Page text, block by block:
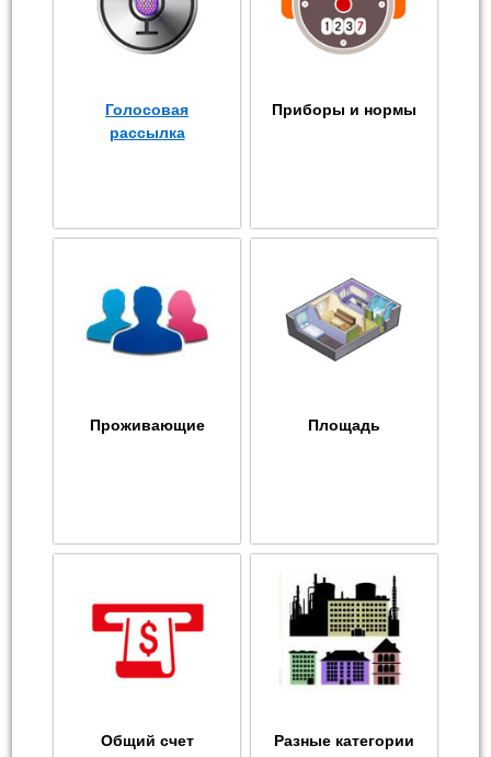
Голосовая
рассылка
Приборы и нормы
Проживающие Площадь
Общий счет Разные категории